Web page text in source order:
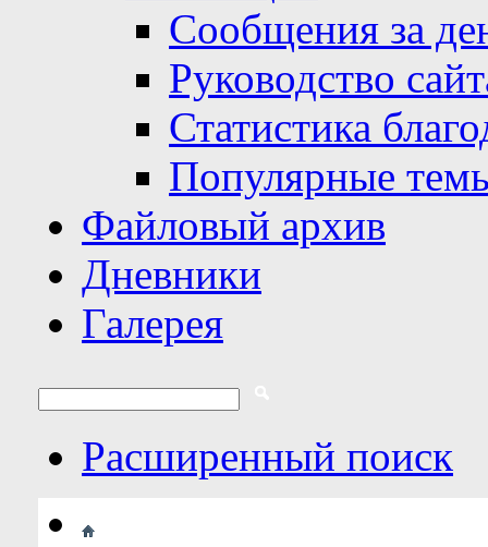
Сообщения за
Руководство
Статистика
Популярные
Файловый архив
Дневники
Галерея
Расширенный поиск